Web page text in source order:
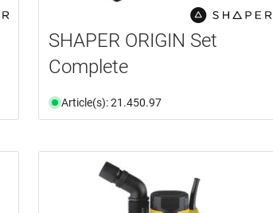
SHAPER ORIGIN Set
Complete
Article(s): 21.450.97